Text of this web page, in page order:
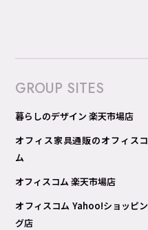
GROUP SITES
暮らしのデザイン 楽天市場店
オフィス家具通販のオフィスコ
ム
オフィスコム 楽天市場店
オフィスコム Yahoo!ショッピン
グ店